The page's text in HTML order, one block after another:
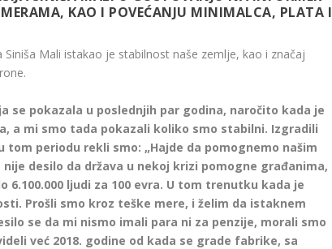
KAO I POVEĆANJU MINIMALCA, PLATA I
Mali istakao je stabilnost naše zemlje, kao i značaj
se pokazala u poslednjih par godina, naročito kada je
a mi smo tada pokazali koliko smo stabilni. Izgradili
periodu rekli smo: „Hajde da pomognemo našim
desilo da država u nekoj krizi pomogne građanima,
ljudi za 100 evra. U tom trenutku kada je
Prošli smo kroz teške mere, i želim da istaknem
se da mi nismo imali para ni za penzije, morali smo
već 2018. godine od kada se grade fabrike, sa